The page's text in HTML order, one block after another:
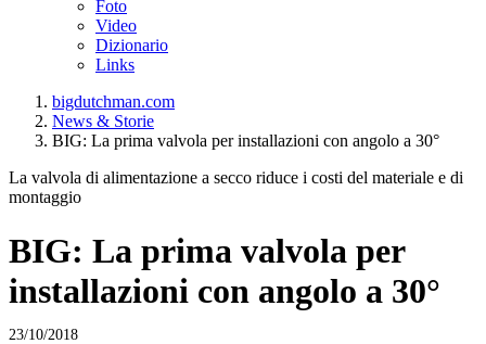
Foto
Video
Dizionario
Links
bigdutchman.com
News & Storie
BIG: La prima valvola per installazioni con angolo a 30°
La valvola di alimentazione a secco riduce i costi del materiale e di
montaggio
BIG: La prima valvola per
installazioni con angolo a 30°
23/10/2018